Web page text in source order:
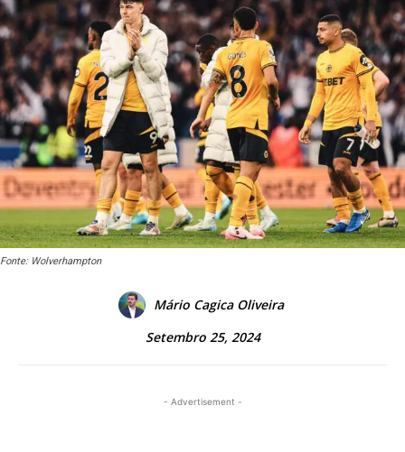
Fonte: Wolverhampton
Mário Cagica Oliveira
Setembro 25, 2024
- Advertisement -